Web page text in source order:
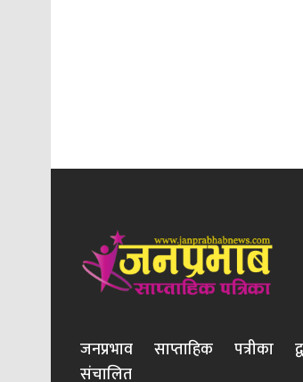
जनप्रभाव साप्ताहिक पत्रीका
संचालित